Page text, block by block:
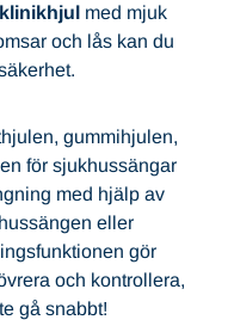
med mjuk
och lås kan du
gummihjulen,
för sjukhussängar
med hjälp av
eller
gör
och kontrollera,
gå snabbt!